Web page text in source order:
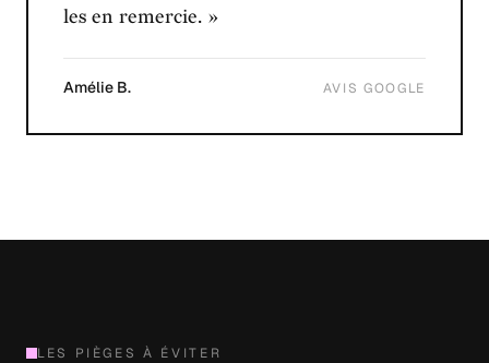
les en remercie. »
Amélie B. AVIS GOOGLE
LES PIÈGES À ÉVITER